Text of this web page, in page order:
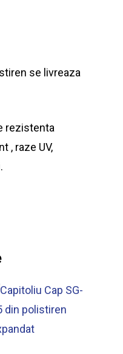
se livreaza
rezistenta
, raze UV,